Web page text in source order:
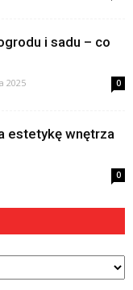
i sadu – co
2025 0
estetykę wnętrza
0